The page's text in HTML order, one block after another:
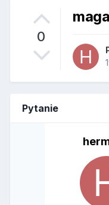
0
Pytanie